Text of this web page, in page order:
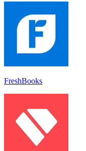
FreshBooks